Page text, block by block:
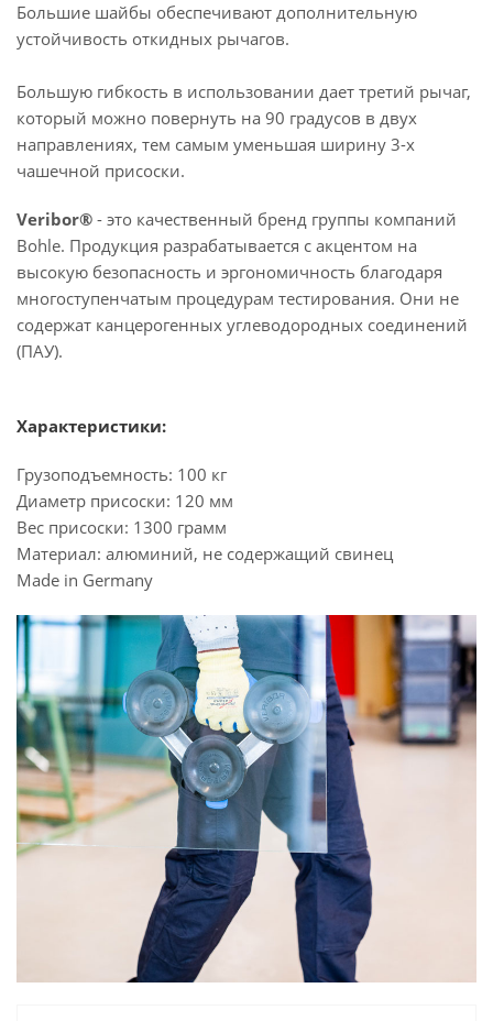
Большие шайбы обеспечивают дополнительную
устойчивость откидных рычагов.
Большую гибкость в использовании дает третий рычаг,
который можно повернуть на 90 градусов в двух
направлениях, тем самым уменьшая ширину 3-х
чашечной присоски.
Veribor® - это качественный бренд группы компаний
Bohle. Продукция разрабатывается с акцентом на
высокую безопасность и эргономичность благодаря
многоступенчатым процедурам тестирования. Они не
содержат канцерогенных углеводородных соединений
(ПАУ).
Характеристики:
Грузоподъемность: 100 кг
Диаметр присоски: 120 мм
Вес присоски: 1300 грамм
Материал: алюминий, не содержащий свинец
Made in Germany